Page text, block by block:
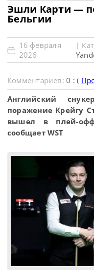
Эшли Карти —
Бельгии
16 февраля
2026
|
Комментариев:0 : (
Английский
поражение Крейгу
вышел в плей-
сообщает WST